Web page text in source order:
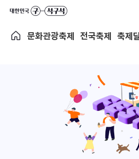
문화관광축제 전국축제 축제